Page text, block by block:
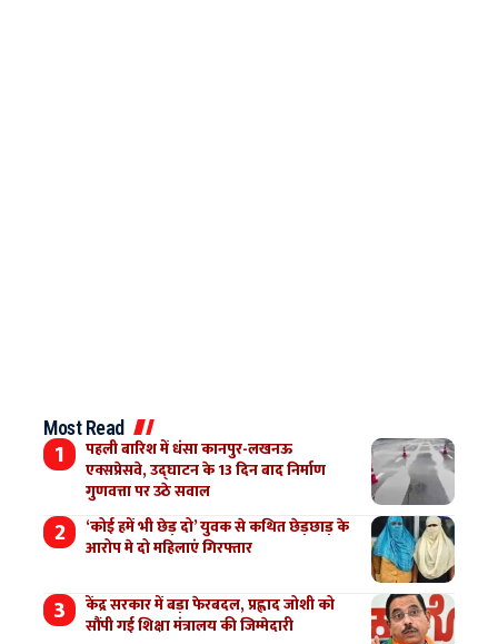
Most Read
पहली बारिश में धंसा कानपुर-लखनऊ
एक्सप्रेसवे, उद्घाटन के 13 दिन बाद निर्माण
गुणवत्ता पर उठे सवाल
‘कोई हमें भी छेड़ दो’ युवक से कथित छेड़छाड़ के
आरोप मे दो महिलाएं गिरफ्तार
केंद्र सरकार में बड़ा फेरबदल, प्रह्लाद जोशी को
सौंपी गई शिक्षा मंत्रालय की जिम्मेदारी